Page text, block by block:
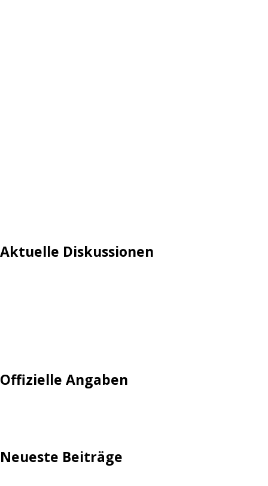
Aktuelle Diskussionen
Offizielle Angaben
Neueste Beiträge